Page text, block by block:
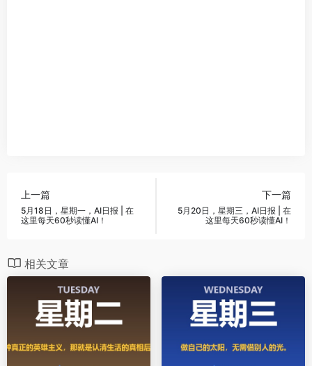
上一篇
5月18日，星期一，AI日报 | 在
这里每天60秒读懂AI！
下一篇
5月20日，星期三，AI日报 | 在
这里每天60秒读懂AI！
相关文章